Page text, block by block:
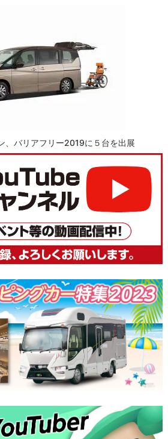
、バリアフリー2019に５台を出展